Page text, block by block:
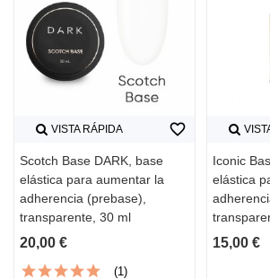
VISTA RÁPIDA
Scotch Base DARK, base
elástica para aumentar la
adherencia (prebase),
transparente, 30 ml
20,00 €
(1)
favorite_border
Iconic
elástica
15,00 €